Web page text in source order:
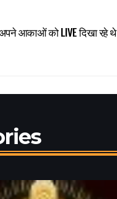
आकाओं को LIVE दिखा रहे थे